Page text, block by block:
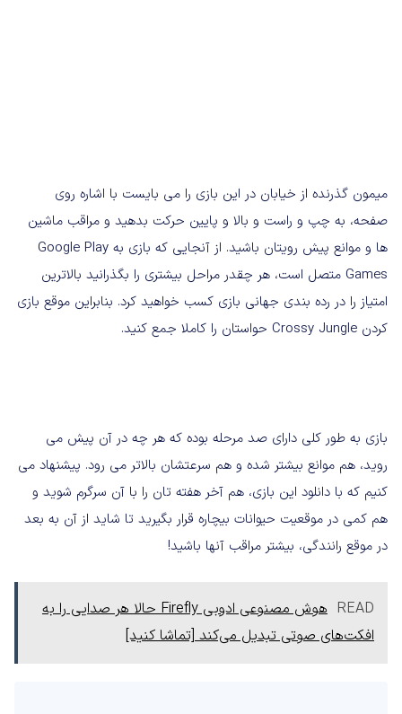
میمون گذرنده از خیابان در این بازی را می بایست با اشاره روی
صفحه، به چپ و راست و بالا و پایین حرکت بدهید و مراقب ماشین
ها و موانع پیش رویتان باشید. از آنجایی که بازی به Google Play
Games متصل است، هر چقدر مراحل بیشتری را بگذرانید بالاترین
امتیاز را در رده بندی جهانی بازی کسب خواهید کرد. بنابراین موقع بازی
کردن Crossy Jungle حواستان را کاملا جمع کنید.
بازی به طور کلی دارای صد مرحله بوده که هر چه در آن پیش می
روید، هم موانع بیشتر شده و هم سرعتشان بالاتر می رود. پیشنهاد می
کنیم که با دانلود این بازی، هم آخر هفته تان را با آن سرگرم شوید و
هم کمی در موقعیت حیوانات بیچاره قرار بگیرید تا شاید از آن به بعد
در موقع رانندگی، بیشتر مراقب آنها باشید!
READ
هوش مصنوعی ادوبی Firefly حالا هر صدایی را به
افکت‌های صوتی تبدیل می‌کند [تماشا کنید]